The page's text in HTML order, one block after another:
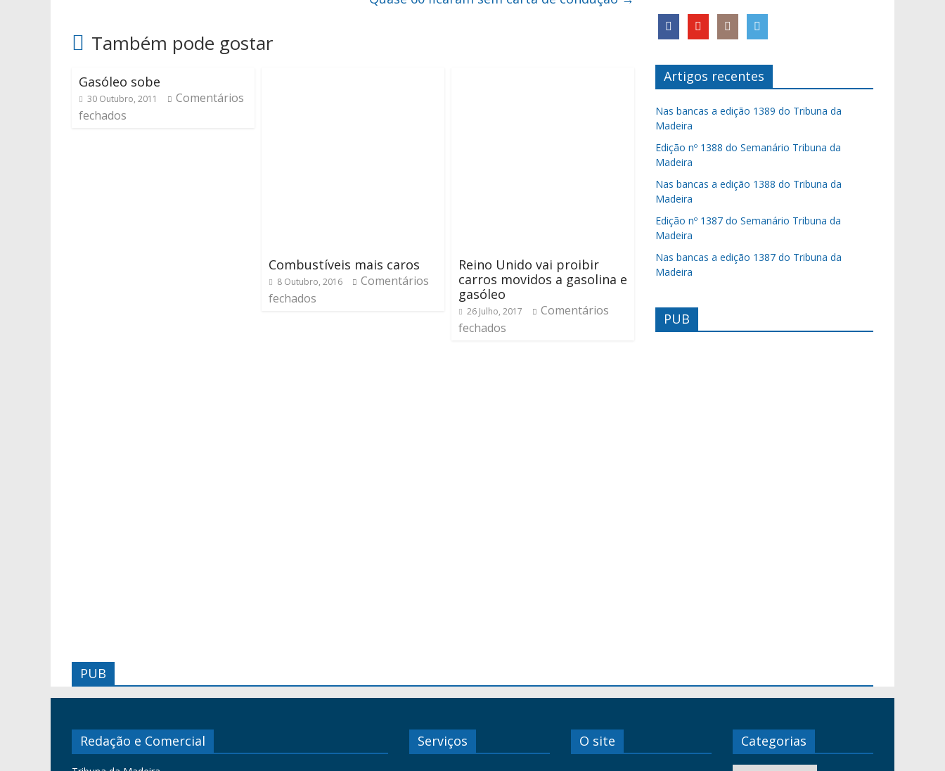
Também pode gostar
Gasóleo sobe
30 Outubro, 2011
Comentários
fechados
Combustíveis mais caros
8 Outubro, 2016
Comentários
fechados
Reino Unido vai proibir
carros movidos a gasolina e
gasóleo
26 Julho, 2017
Comentários
fechados
Artigos recentes
Nas bancas a edição 1389 do Tribuna da
Madeira
Edição nº 1388 do Semanário Tribuna da
Madeira
Nas bancas a edição 1388 do Tribuna da
Madeira
Edição nº 1387 do Semanário Tribuna da
Madeira
Nas bancas a edição 1387 do Tribuna da
Madeira
PUB
PUB
Redação e Comercial Serviços O site Categorias